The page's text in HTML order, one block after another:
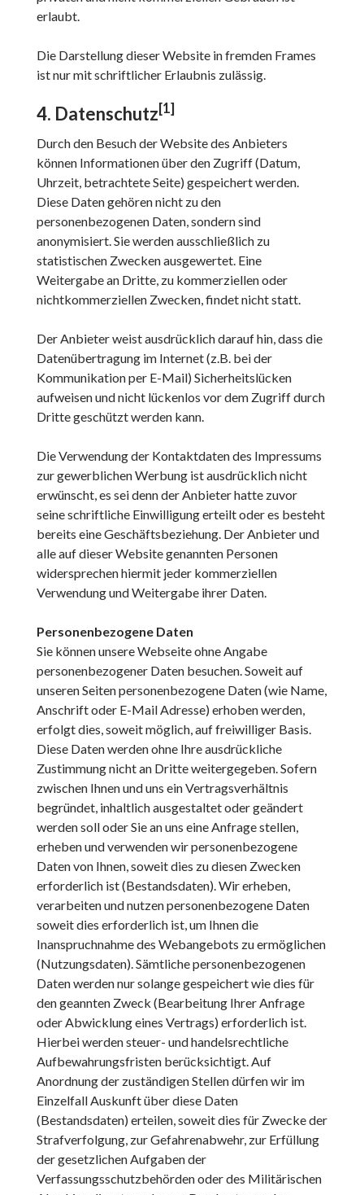
erlaubt.
Die Darstellung dieser Website in fremden Frames
ist nur mit schriftlicher Erlaubnis zulässig.
4. Datenschutz [1]
Durch den Besuch der Website des Anbieters
können Informationen über den Zugriff (Datum,
Uhrzeit, betrachtete Seite) gespeichert werden.
Diese Daten gehören nicht zu den
personenbezogenen Daten, sondern sind
anonymisiert. Sie werden ausschließlich zu
statistischen Zwecken ausgewertet. Eine
Weitergabe an Dritte, zu kommerziellen oder
nichtkommerziellen Zwecken, findet nicht statt.
Der Anbieter weist ausdrücklich darauf hin, dass die
Datenübertragung im Internet (z.B. bei der
Kommunikation per E-Mail) Sicherheitslücken
aufweisen und nicht lückenlos vor dem Zugriff durch
Dritte geschützt werden kann.
Die Verwendung der Kontaktdaten des Impressums
zur gewerblichen Werbung ist ausdrücklich nicht
erwünscht, es sei denn der Anbieter hatte zuvor
seine schriftliche Einwilligung erteilt oder es besteht
bereits eine Geschäftsbeziehung. Der Anbieter und
alle auf dieser Website genannten Personen
widersprechen hiermit jeder kommerziellen
Verwendung und Weitergabe ihrer Daten.
Personenbezogene Daten
Sie können unsere Webseite ohne Angabe
personenbezogener Daten besuchen. Soweit auf
unseren Seiten personenbezogene Daten (wie Name,
Anschrift oder E-Mail Adresse) erhoben werden,
erfolgt dies, soweit möglich, auf freiwilliger Basis.
Diese Daten werden ohne Ihre ausdrückliche
Zustimmung nicht an Dritte weitergegeben. Sofern
zwischen Ihnen und uns ein Vertragsverhältnis
begründet, inhaltlich ausgestaltet oder geändert
werden soll oder Sie an uns eine Anfrage stellen,
erheben und verwenden wir personenbezogene
Daten von Ihnen, soweit dies zu diesen Zwecken
erforderlich ist (Bestandsdaten). Wir erheben,
verarbeiten und nutzen personenbezogene Daten
soweit dies erforderlich ist, um Ihnen die
Inanspruchnahme des Webangebots zu ermöglichen
(Nutzungsdaten). Sämtliche personenbezogenen
Daten werden nur solange gespeichert wie dies für
den geannten Zweck (Bearbeitung Ihrer Anfrage
oder Abwicklung eines Vertrags) erforderlich ist.
Hierbei werden steuer- und handelsrechtliche
Aufbewahrungsfristen berücksichtigt. Auf
Anordnung der zuständigen Stellen dürfen wir im
Einzelfall Auskunft über diese Daten
(Bestandsdaten) erteilen, soweit dies für Zwecke der
Strafverfolgung, zur Gefahrenabwehr, zur Erfüllung
der gesetzlichen Aufgaben der
Verfassungsschutzbehörden oder des Militärischen